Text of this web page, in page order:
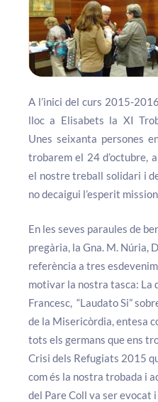
A l’inici del curs 2015-
lloc a Elisabets la XI
Unes seixanta persones
trobarem el 24 d’octubre,
el nostre treball solidari i
no decaigui l’esperit
En les seves paraules de
pregària, la Gna. M. Núria,
referència a tres
motivar la nostra tasca: La
Francesc, “Laudato Si”
de la Misericòrdia, entesa
tots els germans que ens
Crisi dels Refugiats 2015
com és la nostra trobada i
del Pare Coll va ser evocat